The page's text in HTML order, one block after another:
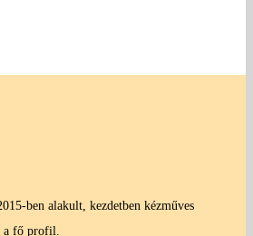
ben alakult, kezdetben kézműves
a fő profil.